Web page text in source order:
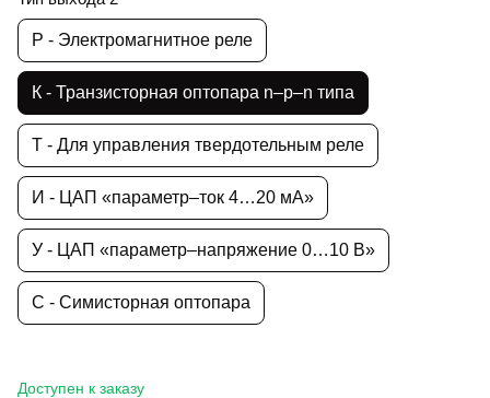
Р - Электромагнитное реле
К - Транзисторная оптопара n–p–n типа
Т - Для управления твердотельным реле
И - ЦАП «параметр–ток 4…20 мА»
У - ЦАП «параметр–напряжение 0…10 В»
С - Симисторная оптопара
Доступен к заказу